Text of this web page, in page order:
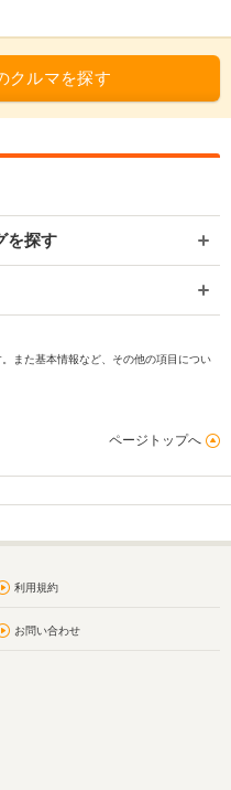
クルマを探す
を探す
また基本情報など、その他の項目につい
ページトップへ
利用規約
お問い合わせ